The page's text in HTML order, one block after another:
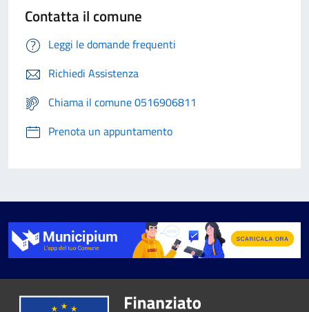
Contatta il comune
Leggi le domande frequenti
Richiedi Assistenza
Chiama il comune 0516906811
Prenota un appuntamento